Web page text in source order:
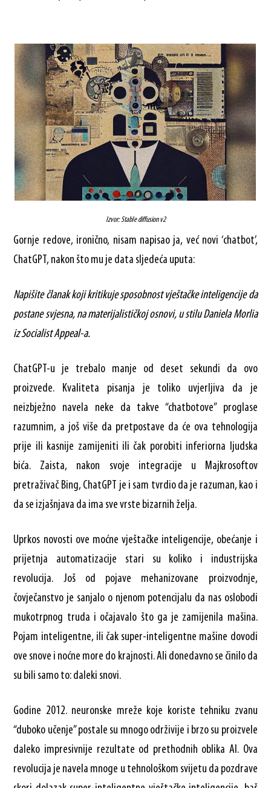
Izvor: Stable diffusion v2
Gornje redove, ironično, nisam napisao ja, već novi ‘chatbot’,
ChatGPT, nakon što mu je data sljedeća uputa:
Napišite članak koji kritikuje sposobnostvještačkeinteligencije da
postane svjesna, na materijalističkoj osnovi, u stilu Daniela Morlia
iz Socialist Appeal-a.
ChatGPT-u je trebalo manje od deset sekundi da ovo
proizvede. Kvaliteta pisanja je toliko uvjerljiva da je
neizbježno navela neke da takve “chatbotove” proglase
razumnim, a još više da pretpostave da će ova tehnologija
prije ili kasnije zamijeniti ili čak porobiti inferiorna ljudska
bića. Zaista, nakon svoje integracije u Majkrosoftov
pretraživač Bing, ChatGPT je i sam tvrdio da je razuman, kao i
da se izjašnjava da ima sve vrste bizarnih želja.
Uprkos novosti ove moćne vještačke inteligencije, obećanje i
prijetnja automatizacije stari su koliko i industrijska
revolucija. Još od pojave mehanizovane proizvodnje,
čovječanstvo je sanjalo o njenom potencijalu da nas oslobodi
mukotrpnog truda i očajavalo što ga je zamijenila mašina.
Pojam inteligentne, ili čak super-inteligentne mašine dovodi
ove snove i noćne more do krajnosti. Ali donedavno se činilo da
su bili samo to: daleki snovi.
Godine 2012. neuronske mreže koje koriste tehniku zvanu
“duboko učenje” postale su mnogo održivije i brzo su proizvele
daleko impresivnije rezultate od prethodnih oblika AI. Ova
revolucija je navela mnoge u tehnološkom svijetu da pozdrave